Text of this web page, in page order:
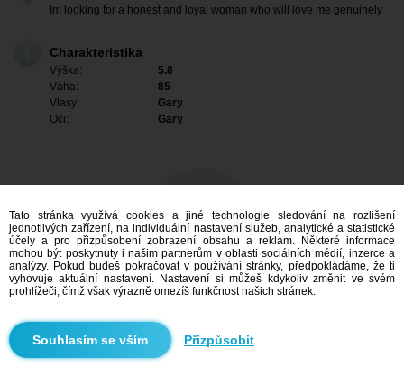
Im looking for a honest and loyal woman who will love me genuinely
Charakteristika
Výška:
5.8
Váha:
85
Vlasy:
Gary
Oči:
Gary
Mám zájem
Vyhledávání
Tato stránka využívá cookies a jiné technologie sledování na rozlišení
jednotlivých zařízení, na individuální nastavení služeb, analytické a statistické
účely a pro přizpůsobení zobrazení obsahu a reklam. Některé informace
mohou být poskytnuty i našim partnerům v oblasti sociálních médií, inzerce a
analýzy. Pokud budeš pokračovat v používání stránky, předpokládáme, že ti
vyhovuje aktuální nastavení. Nastavení si můžeš kdykoliv změnit ve svém
prohlížeči, čímž však výrazně omezíš funkčnost našich stránek.
Přizpůsobit